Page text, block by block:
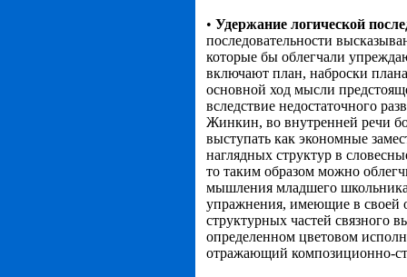
• Удержание логической
последовательности
которые бы облегчали
включают план, наброски
основной ход мысли
вследствие недостаточного
Жинкин, во внутренней речи
выступать как экономные
наглядных структур в
то таким образом можно
мышления младшего
упражнения, имеющие в своей
структурных частей связного
определенном цветовом
отражающий композиционно-